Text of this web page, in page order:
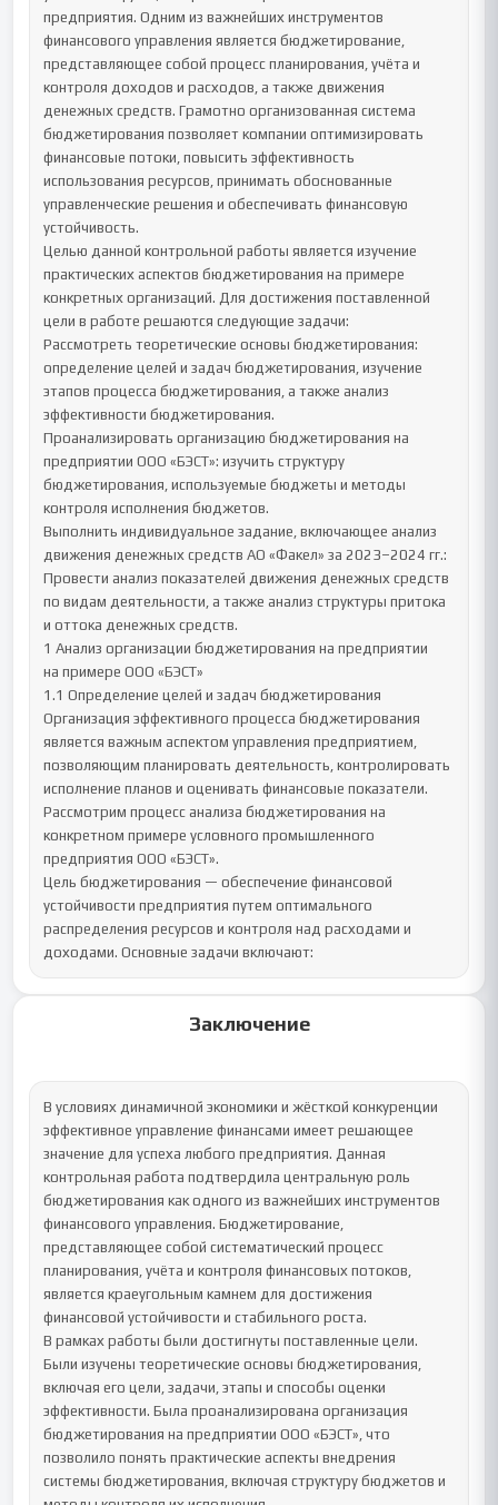
предприятия. Одним из важнейших инструментов
финансового управления является бюджетирование,
представляющее собой процесс планирования, учёта и
контроля доходов и расходов, а также движения
денежных средств. Грамотно организованная система
бюджетирования позволяет компании оптимизировать
финансовые потоки, повысить эффективность
использования ресурсов, принимать обоснованные
управленческие решения и обеспечивать финансовую
устойчивость.
Целью данной контрольной работы является изучение
практических аспектов бюджетирования на примере
конкретных организаций. Для достижения поставленной
цели в работе решаются следующие задачи:
Рассмотреть теоретические основы бюджетирования:
определение целей и задач бюджетирования, изучение
этапов процесса бюджетирования, а также анализ
эффективности бюджетирования.
Проанализировать организацию бюджетирования на
предприятии ООО «БЭСТ»: изучить структуру
бюджетирования, используемые бюджеты и методы
контроля исполнения бюджетов.
Выполнить индивидуальное задание, включающее анализ
движения денежных средств АО «Факел» за 2023–2024 гг.:
Провести анализ показателей движения денежных средств
по видам деятельности, а также анализ структуры притока
и оттока денежных средств.
1 Анализ организации бюджетирования на предприятии
на примере ООО «БЭСТ»
1.1 Определение целей и задач бюджетирования
Организация эффективного процесса бюджетирования
является важным аспектом управления предприятием,
позволяющим планировать деятельность, контролировать
исполнение планов и оценивать финансовые показатели.
Рассмотрим процесс анализа бюджетирования на
конкретном примере условного промышленного
предприятия ООО «БЭСТ».
Цель бюджетирования — обеспечение финансовой
устойчивости предприятия путем оптимального
распределения ресурсов и контроля над расходами и
доходами. Основные задачи включают:
Заключение
В условиях динамичной экономики и жёсткой конкуренции
эффективное управление финансами имеет решающее
значение для успеха любого предприятия. Данная
контрольная работа подтвердила центральную роль
бюджетирования как одного из важнейших инструментов
финансового управления. Бюджетирование,
представляющее собой систематический процесс
планирования, учёта и контроля финансовых потоков,
является краеугольным камнем для достижения
финансовой устойчивости и стабильного роста.
В рамках работы были достигнуты поставленные цели.
Были изучены теоретические основы бюджетирования,
включая его цели, задачи, этапы и способы оценки
эффективности. Была проанализирована организация
бюджетирования на предприятии ООО «БЭСТ», что
позволило понять практические аспекты внедрения
системы бюджетирования, включая структуру бюджетов и